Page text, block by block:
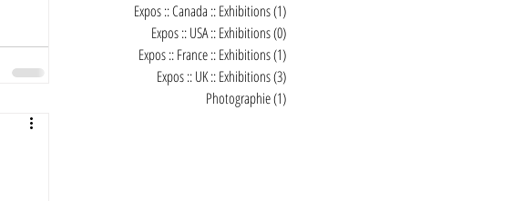
Expos :: Canada :: Exhibitions(1)
Expos :: USA :: Exhibitions(0)
Expos :: France :: Exhibitions(1)
Expos :: UK :: Exhibitions(3)
Photographie(1)